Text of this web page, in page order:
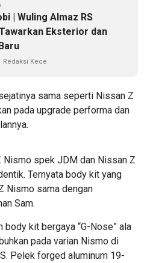
| Wuling Almaz RS
Eksterior dan
Redaksi Kece
sama seperti Nissan Z
pada upgrade performa dan
Nismo spek JDM dan Nissan Z
Ternyata body kit yang
Nismo sama dengan
Sam.
kit bergaya “G-Nose” ala
pada varian Nismo di
Pelek forged aluminum 19-